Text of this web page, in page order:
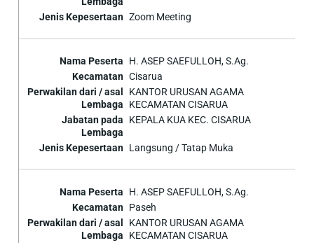
Zoom Meeting
H. ASEP SAEFULLOH, S.Ag.
Cisarua
KANTOR URUSAN AGAMA
KECAMATAN CISARUA
KEPALA KUA KEC. CISARUA
Langsung / Tatap Muka
H. ASEP SAEFULLOH, S.Ag.
Paseh
KANTOR URUSAN AGAMA
KECAMATAN CISARUA